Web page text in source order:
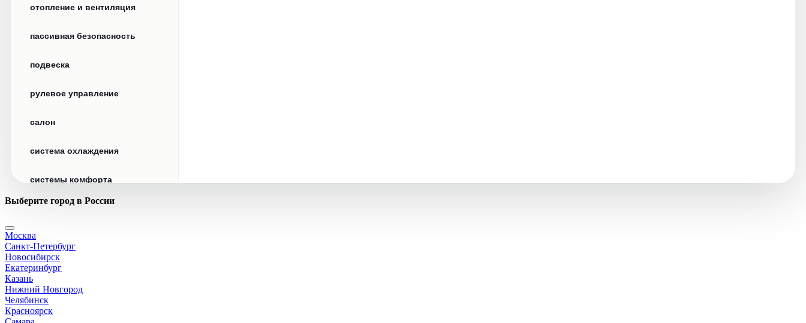
отопление и вентиляция
пассивная безопасность
подвеска
рулевое управление
салон
система охлаждения
системы комфорта
стекла
стеклоочистители
топливная система
тормозная система
Выберите город в России
Москва
Санкт-Петербург
Новосибирск
Екатеринбург
Казань
Нижний Новгород
Челябинск
Красноярск